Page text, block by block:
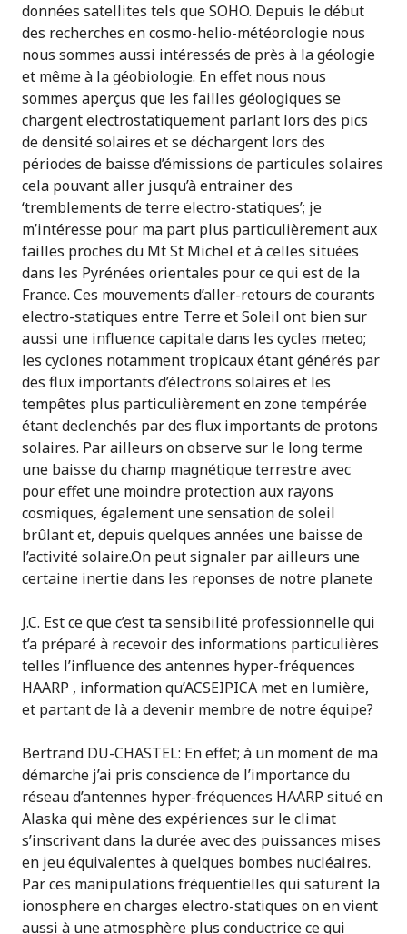
données satellites tels que SOHO. Depuis le début
des recherches en cosmo-helio-météorologie nous
nous sommes aussi intéressés de près à la géologie
et même à la géobiologie. En effet nous nous
sommes aperçus que les failles géologiques se
chargent electrostatiquement parlant lors des pics
de densité solaires et se déchargent lors des
périodes de baisse d’émissions de particules solaires
cela pouvant aller jusqu’à entrainer des
‘tremblements de terre electro-statiques’; je
m’intéresse pour ma part plus particulièrement aux
failles proches du Mt St Michel et à celles situées
dans les Pyrénées orientales pour ce qui est de la
France. Ces mouvements d’aller-retours de courants
electro-statiques entre Terre et Soleil ont bien sur
aussi une influence capitale dans les cycles meteo;
les cyclones notamment tropicaux étant générés par
des flux importants d’électrons solaires et les
tempêtes plus particulièrement en zone tempérée
étant declenchés par des flux importants de protons
solaires. Par ailleurs on observe sur le long terme
une baisse du champ magnétique terrestre avec
pour effet une moindre protection aux rayons
cosmiques, également une sensation de soleil
brûlant et, depuis quelques années une baisse de
l’activité solaire.On peut signaler par ailleurs une
certaine inertie dans les reponses de notre planete
J.C. Est ce que c’est ta sensibilité professionnelle qui
t’a préparé à recevoir des informations particulières
telles l’influence des antennes hyper-fréquences
HAARP , information qu’ACSEIPICA met en lumière,
et partant de là a devenir membre de notre équipe?
Bertrand DU-CHASTEL: En effet; à un moment de ma
démarche j’ai pris conscience de l’importance du
réseau d’antennes hyper-fréquences HAARP situé en
Alaska qui mène des expériences sur le climat
s’inscrivant dans la durée avec des puissances mises
en jeu équivalentes à quelques bombes nucléaires.
Par ces manipulations fréquentielles qui saturent la
ionosphere en charges electro-statiques on en vient
aussi à une atmosphère plus conductrice ce qui